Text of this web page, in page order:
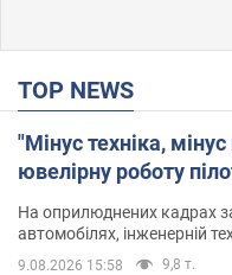
TOP NEWS
"Мінус техніка,
ювелірну роботу
На оприлюднених кадрах
автомобілях, інженерній
9.08.2026 15:58 9,8 т.